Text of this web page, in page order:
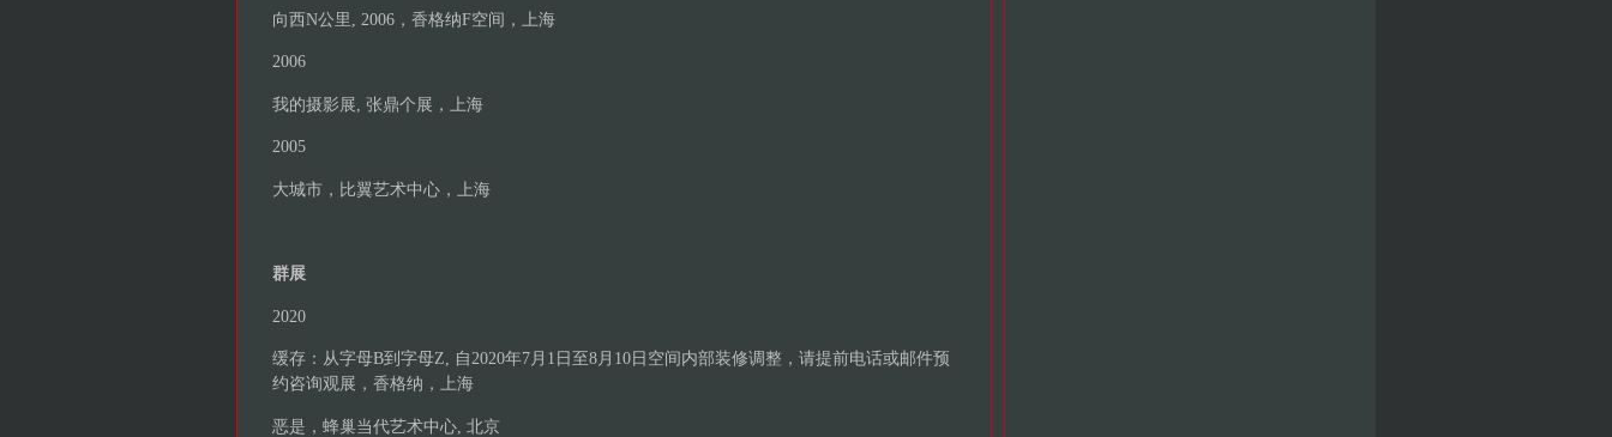
向西N公里, 2006，香格纳F空间，上海
2006
我的摄影展, 张鼎个展，上海
2005
大城市，比翼艺术中心，上海
群展
2020
缓存：从字母B到字母Z, 自2020年7月1日至8月10日空间内部装修调整，请提前电话或邮件预
约咨询观展，香格纳，上海
恶是，蜂巢当代艺术中心, 北京